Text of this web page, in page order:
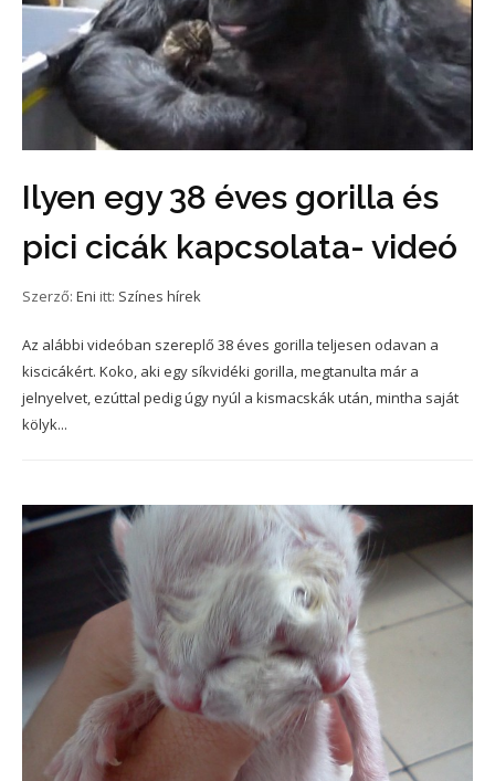
Ilyen egy 38 éves gorilla és
pici cicák kapcsolata- videó
Szerző: Eni itt: Színes hírek
Az alábbi videóban szereplő 38 éves gorilla teljesen odavan a
kiscicákért. Koko, aki egy síkvidéki gorilla, megtanulta már a
jelnyelvet, ezúttal pedig úgy nyúl a kismacskák után, mintha saját
kölyk...